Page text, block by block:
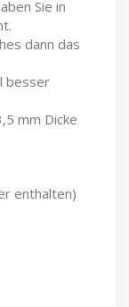
Sie in
dann das
besser
mm Dicke
enthalten)